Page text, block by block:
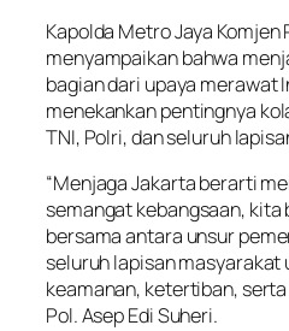
Kapolda Metro Jaya Komjen
menyampaikan bahwa
bagian dari upaya merawat
menekankan pentingnya
TNI, Polri, dan seluruh
“Menjaga Jakarta berarti
semangat kebangsaan, kita
bersama antara unsur
seluruh lapisan masyarakat
keamanan, ketertiban,
Pol. Asep Edi Suheri.